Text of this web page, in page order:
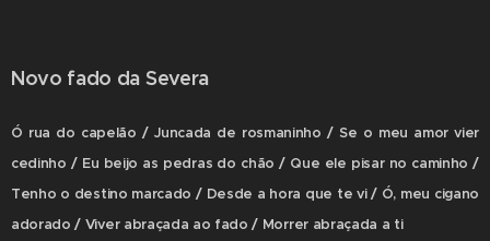
Novo fado da Severa
Ó rua do capelão / Juncada de rosmaninho / Se o meu amor vier
cedinho / Eu beijo as pedras do chão / Que ele pisar no caminho /
Tenho o destino marcado / Desde a hora que te vi / Ó, meu cigano
adorado / Viver abraçada ao fado / Morrer abraçada a ti